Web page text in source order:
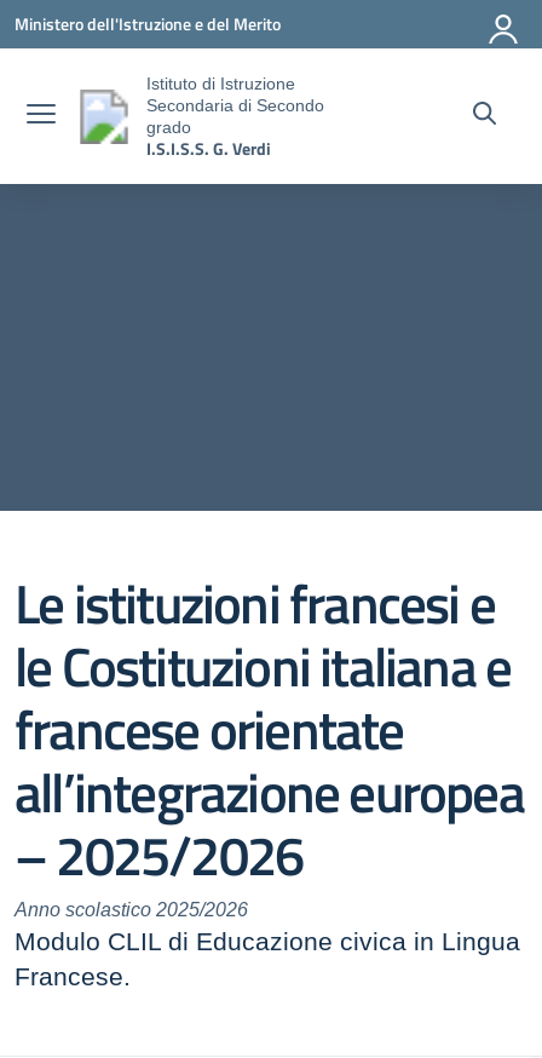
Vai ai contenuti
Vai al menu di navigazione
Vai al footer
Ministero dell'Istruzione e del Merito
Istituto di Istruzione
Secondaria di Secondo
grado
I.S.I.S.S. G. Verdi
Le istituzioni francesi e
le Costituzioni italiana e
francese orientate
all’integrazione europea
– 2025/2026
Anno scolastico 2025/2026
Modulo CLIL di Educazione civica in Lingua
Francese.